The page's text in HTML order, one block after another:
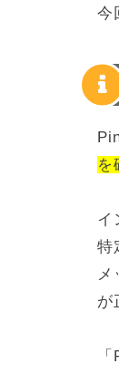
今
を
イ
特
メ
が